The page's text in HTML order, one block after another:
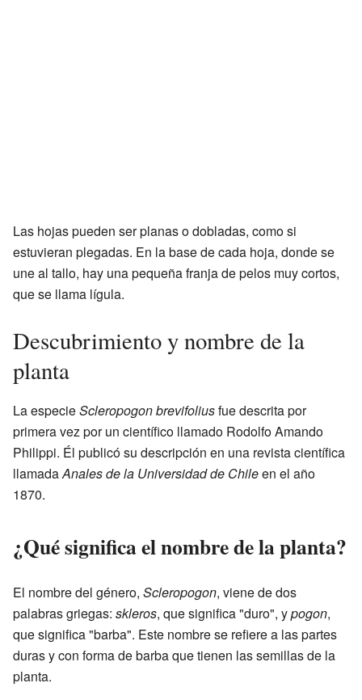
Las hojas pueden ser planas o dobladas, como si
estuvieran plegadas. En la base de cada hoja, donde se
une al tallo, hay una pequeña franja de pelos muy cortos,
que se llama lígula.
Descubrimiento y nombre de la
planta
La especieScleropogon brevifoliusfue descrita por
primera vez por un científico llamado Rodolfo Amando
Philippi. Él publicó su descripción en una revista científica
llamadaAnales de la Universidad de Chileen el año
1870.
¿Qué significa el nombre de la planta?
El nombre del género, Scleropogon, viene de dos
palabras griegas: skleros, que significa "duro", ypogon,
que significa "barba". Este nombre se refiere a las partes
duras y con forma de barba que tienen las semillas de la
planta.